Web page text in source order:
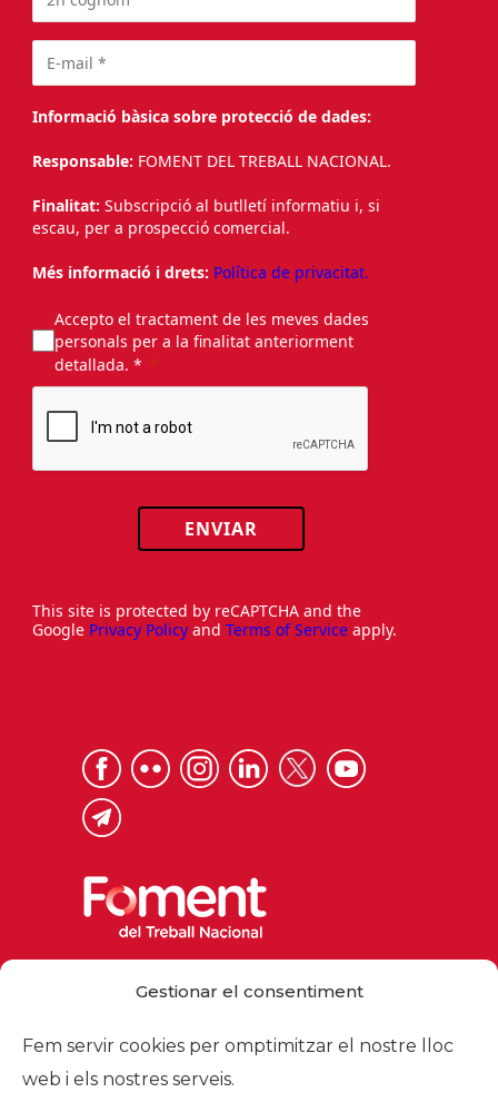
Gestionar el consentiment
Fem servir cookies per omptimitzar el nostre lloc
web i els nostres serveis.
Informació bàsica sobre protecció de dades:
Responsable: FOMENT DEL TREBALL NACIONAL.
Finalitat: Subscripció al butlletí informatiu i, si
escau, per a prospecció comercial.
Més informació i drets: Política de privacitat.
Accepto el tractament de les meves dades
personals per a la finalitat anteriorment
detallada. *
ENVIAR
This site is protected by reCAPTCHA and the
Google Privacy Policy and Terms of Service apply.
foment@foment.com